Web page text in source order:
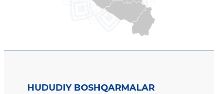
HUDUDIY BOSHQARMALAR